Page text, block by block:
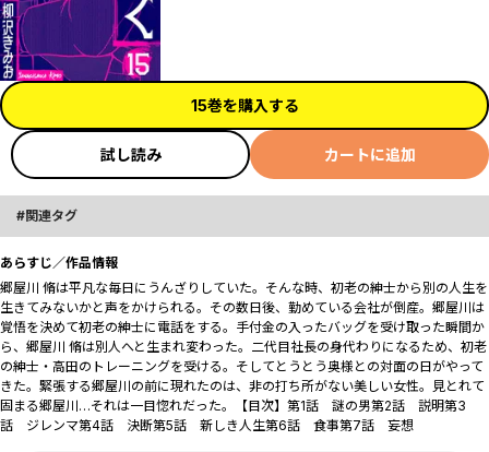
15巻を購入する
試し読み カートに追加
関連タグ
あらすじ／作品情報
郷屋川 脩は平凡な毎日にうんざりしていた。そんな時、初老の紳士から別の人生を
生きてみないかと声をかけられる。その数日後、勤めている会社が倒産――。郷屋川は
覚悟を決めて初老の紳士に電話をする。手付金の入ったバッグを受け取った瞬間か
ら、郷屋川 脩は別人へと生まれ変わった。二代目社長の身代わりになるため、初老
の紳士・高田のトレーニングを受ける。そしてとうとう奥様との対面の日がやって
きた。緊張する郷屋川の前に現れたのは、非の打ち所がない美しい女性。見とれて
固まる郷屋川…それは一目惚れだった。【目次】第1話 謎の男第2話 説明第3
話 ジレンマ第4話 決断第5話 新しき人生第6話 食事第7話 妄想